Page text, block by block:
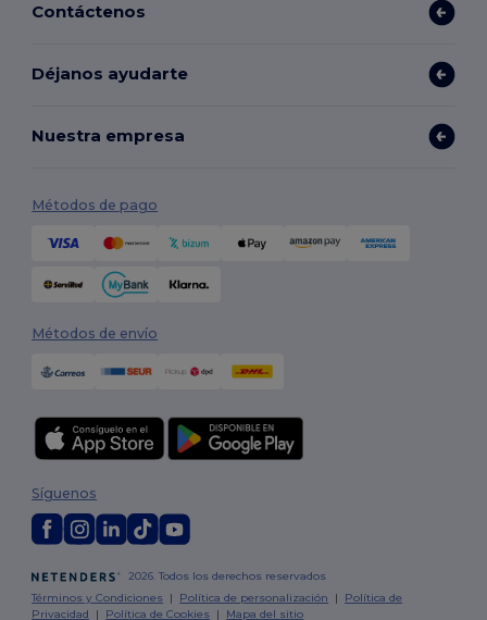
Contáctenos
Déjanos ayudarte
Nuestra empresa
Métodos de pago
Métodos de envío
2026. Todos los derechos reservados
Términos y Condiciones | Política de personalización | Política de
Privacidad | Política de Cookies | Mapa del sitio
Síguenos